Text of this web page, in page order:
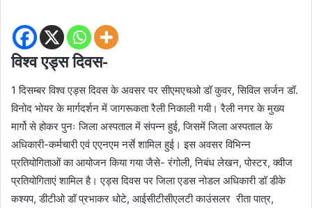
विश्व एड्स दिवस-
1 दिसम्बर विश्व एड्स दिवस के अवसर पर सीएमएचओ डॉ कुवर, सिविल सर्जन डॉ.
विनोद भोयर के मार्गदर्शन में जागरूकता रैली निकाली गयी। रैली नगर के मुख्य
मार्गो से होकर पुनः जिला अस्पताल में संपन्न हुई, जिसमें जिला अस्पताल के
अधिकारी-कर्मचारी एवं एएनएम नर्से शामिल हुई। इस अवसर विभिन्न
प्रतियोगिताओं का आयोजन किया गया जैसे- रंगोली, निबंध लेखन, पोस्टर, क्वीज
प्रतियोगिताएं शामिल है। एड्स दिवस पर जिला एडस नोडल अधिकारी डॉ डीके
कश्यप, डीटीओ डॉ प्रभाकर धोटे, आईसीटीसीएलटी काउंसलर रीता पात्र,